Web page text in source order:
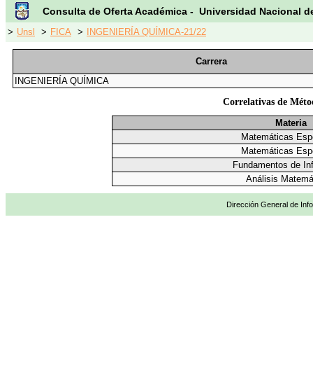
Consulta de Oferta Académica - Universidad Nacional
> Unsl > FICA > INGENIERÍA QUÍMICA-21/22
Carrera
INGENIERÍA QUÍMICA
Correlativas de
Materia
Matemáticas
Matemáticas
Fundamentos de
Análisis
Dirección General de